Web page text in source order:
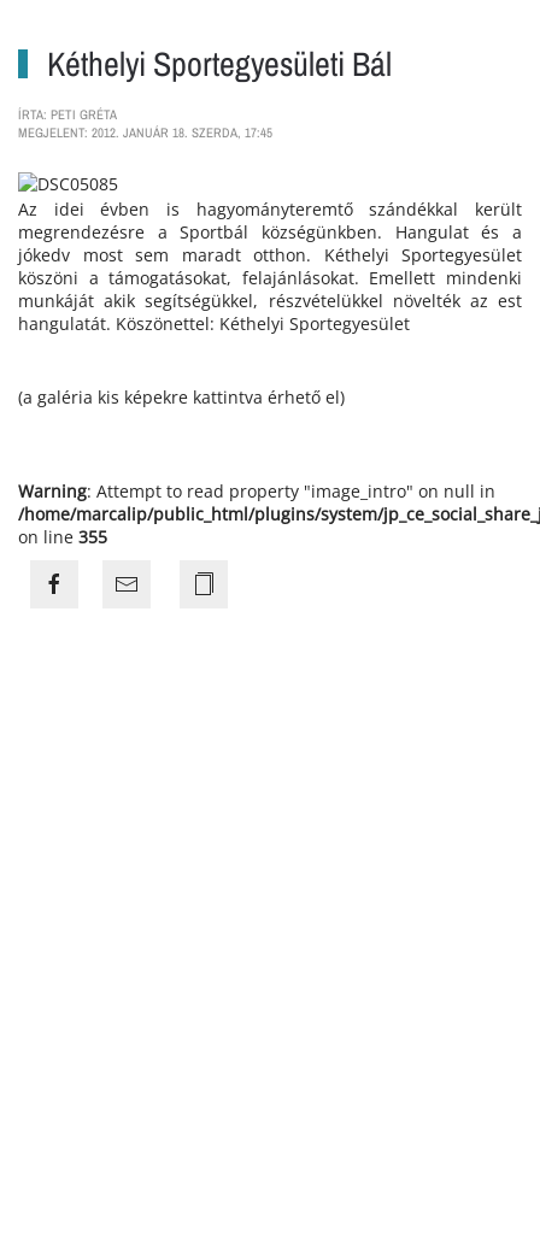
Kéthelyi Sportegyesületi Bál
ÍRTA: PETI GRÉTA
MEGJELENT: 2012. JANUÁR 18. SZERDA, 17:45
Az idei évben is hagyományteremtő szándékkal került
megrendezésre a Sportbál községünkben. Hangulat és a
jókedv most sem maradt otthon. Kéthelyi Sportegyesület
köszöni a támogatásokat, felajánlásokat. Emellett mindenki
munkáját akik segítségükkel, részvételükkel növelték az est
hangulatát. Köszönettel: Kéthelyi Sportegyesület
(a galéria kis képekre kattintva érhető el)
Warning: Attempt to read property "image_intro" on null in
/home/marcalip/public_html/plugins/system/
on line 355